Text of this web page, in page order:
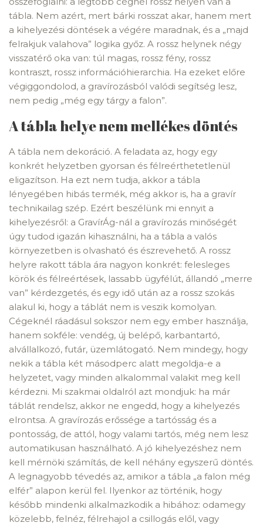
tábla. Nem azért, mert bárki rosszat akar, hanem mert
a kihelyezési döntések a végére maradnak, és a „majd
felrakjuk valahova” logika győz. A rossz helynek négy
visszatérő oka van: túl magas, rossz fény, rossz
kontraszt, rossz információhierarchia. Ha ezeket előre
végiggondolod, a gravírozásból valódi segítség lesz,
nem pedig „még egy tárgy a falon”.
A tábla helye nem mellékes döntés
A tábla nem dekoráció. A feladata az, hogy egy
konkrét helyzetben gyorsan és félreérthetetlenül
eligazítson. Ha ezt nem tudja, akkor a tábla
lényegében hibás termék, még akkor is, ha a gravír
technikailag szép. Ezért beszélünk mi ennyit a
kihelyezésről: a GravírÁg-nál a gravírozás minőségét
úgy tudod igazán kihasználni, ha a tábla a valós
környezetben is olvasható és észrevehető. A rossz
helyre rakott tábla ára nagyon konkrét: felesleges
körök és félreértések, lassabb ügyfélút, állandó „merre
van” kérdezgetés, és egy idő után az a rossz szokás
alakul ki, hogy a táblát nem is veszik komolyan.
Cégeknél ráadásul sokszor nem egy ember használja,
hanem sokféle: vendég, új belépő, karbantartó,
alvállalkozó, futár, üzemlátogató. Nem mindegy, hogy
nekik a tábla két másodperc alatt megoldja-e a
helyzetet, vagy minden alkalommal valakit meg kell
kérdezni. Mi szakmai oldalról azt mondjuk: ha már
táblát rendelsz, akkor ne engedd, hogy a kihelyezés
elrontsa. A gravírozás erőssége a tartósság és a
pontosság, de attól, hogy valami tartós, még nem lesz
automatikusan használható. A jó kihelyezéshez nem
kell mérnöki számítás, de kell néhány egyszerű döntés.
A legnagyobb tévedés az, amikor a tábla „a falon még
elfér” alapon kerül fel. Ilyenkor az történik, hogy
később mindenki alkalmazkodik a hibához: odamegy
közelebb, felnéz, félrehajol a csillogás elől, vagy